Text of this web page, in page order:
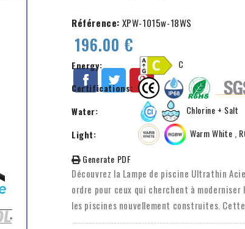
Référence: XPW-1015w-18WS
196.00 €
Energy:
C
Certifications:
Water:
Chlorine + Salt
Light:
Warm White ,
Generate PDF
Découvrez la Lampe de piscine Ultrathin
ordre pour ceux qui cherchent à
les piscines nouvellement construites.
fois en couleur unique et en RVB+W, ce qui